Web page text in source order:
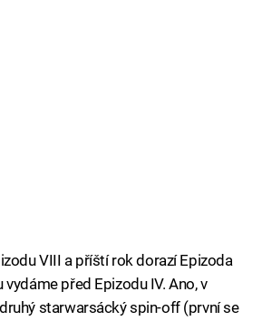
VIII a příští rok dorazí Epizoda
vydáme před Epizodu IV. Ano, v
starwarsácký spin-off (první se